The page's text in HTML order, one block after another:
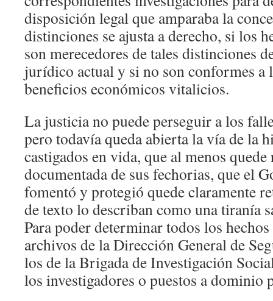
disposición legal que amparaba la
distinciones se ajusta a derecho, si los
son merecedores de tales distinciones
jurídico actual y si no son conformes a
beneficios económicos vitalicios.
La justicia no puede perseguir a los
pero todavía queda abierta la vía de la
castigados en vida, que al menos quede
documentada de sus fechorias, que el
fomentó y protegió quede claramente
de texto lo describan como una tiranía
Para poder determinar todos los
archivos de la Dirección General de
los de la Brigada de Investigación
los investigadores o puestos a dominio